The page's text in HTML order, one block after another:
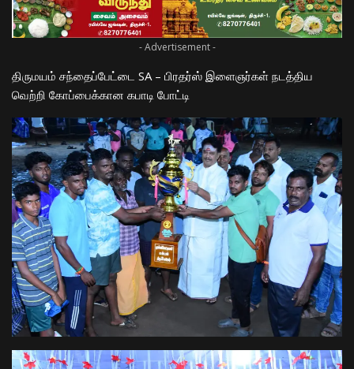
- Advertisement -
திருமயம் சந்தைப்பேட்டை SA – பிரதர்ஸ் இளைஞர்கள் நடத்திய
வெற்றி கோப்பைக்கான கபாடி போட்டி